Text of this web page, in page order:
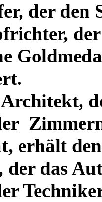
der den
erhält
der das